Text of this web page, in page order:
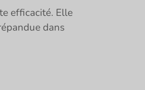
efficacité. Elle
dans